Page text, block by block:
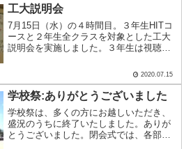
工大説明会
7月15日（水）の４時間目。３年生HITコ
ースと２年生全クラスを対象とした工大
説明会を実施しました。３年生は視聴覚
た。興味があることはメモをしながら聞
いた感想をいつくか.....
2020.07.15
学校祭:ありがとうございました
学校祭は、多くの方にお越しいただき、
盛況のうちに終了いたしました。ありが
とうございました。閉会式では、各部門